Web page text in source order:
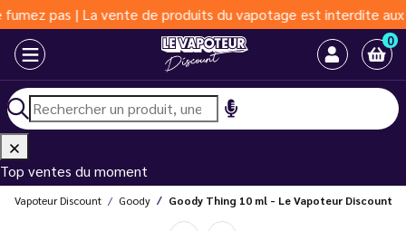
| La vente de produits du vapotage est interdite aux moins
0
Top ventes du moment
Le Vapoteur Discount Goody Goody Thing 10 ml - Le Vapoteur Discount